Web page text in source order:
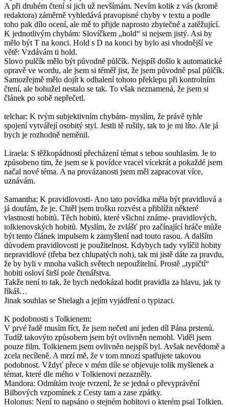
A při druhém čtení si jich už nevšímám. Nevím kolik z vás (kromě
redaktora) záměrně vyhledává pravopisné chyby v textu a podle
toho pak dílo ocení, ale mě to přijde naprosto zbytečné a zatěžující.
K jednotlivým chybám: Slovíčkem „hold“ si nejsem jistý. Asi by
mělo být T na konci. Hold s D na konci by bylo asi vhodnější ve
větě: Vzdávám ti hold.
Slovo pulčík mělo být původně půlčík. Nejspíš došlo k automatické
opravě ve wordu, ale jsem si téměř jist, že jsem původně psal půlčík.
Samozřejmě mělo dojít k odhalení tohoto překlepu při kontrolním
čtení, ale bohužel nestalo se tak. To však neznamená, že jsem si
článek po sobě nepřečetl.
telchar: K tvým subjektivním chybám- myslím, že právě tyhle
spojení vytvářejí osobitý styl. Jestli tě rušily, tak to je mi líto. Ale já
bych je rozhodně neměnil.
Liraela: S těžkopádností přecházení témat s tebou souhlasím. Je to
způsobeno tím, že jsem se k povídce vracel vícekrát a pokaždé jsem
načal nové téma. A na provázanosti jsem měl zapracovat více,
uznávám.
Samantha: K pravidlovosti- Ano tato povídka měla být pravidlová a
já doufám, že je. Chtěl jsem trošku rozvést a přiblížit některé
vlastnosti hobitů. Těch hobitů, které všichni známe- pravidlových,
tolkienovských hobitů. Myslím, že zvlášť pro začínající hráče může
být tento článek impulsem k zamyšlení nad touto rasou. A dalším
důvodem pravidlovosti je použitelnost. Kdybych tady vylíčil hobity
nepravidlové (třeba bez chlupatých noh), tak mi jistě dáte za pravdu,
že by byli v mnoha vašich světech nepoužitelní. Prostě „typičtí“
hobiti osloví širší pole čtenářstva.
Takže není to tak, že bych nedokázal hodit pravidla za hlavu, jak ty
říkáš…
Jinak souhlas se Shelagh a jejím vyjádření o typizaci.
K podobnosti s Tolkienem:
V prvé řadě musím říct, že jsem nečetl ani jeden díl Pána prstenů.
Tudíž takovýto způsobem jsem být ovlivněn nemohl. Viděl jsem
pouze film. Tolkienem jsem ovlivněn nejspíš byl. Avšak nevědomě a
zcela necíleně. A mrzí mě, že v tom mnozí spatřujete takovou
podobnost. Vždyť přece v mém díle se objevuje tolik myšlenek a
témat, které dle mého v Tolkienovi nezazněly.
Mandora: Odmítám tvoje tvrzení, že se jedná o převyprávění
Bilbových vzpomínek z Cesty tam a zase zpátky.
Holonus: Není to napsáno o stejném hobitovi o kterém psal Tolkien.